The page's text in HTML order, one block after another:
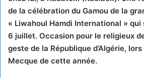
de la célébration du Gamou de la
« Liwahoul Hamdi International » qui
6 juillet. Occasion pour le religieux
geste de la République d’Algérie,
Mecque de cette année.